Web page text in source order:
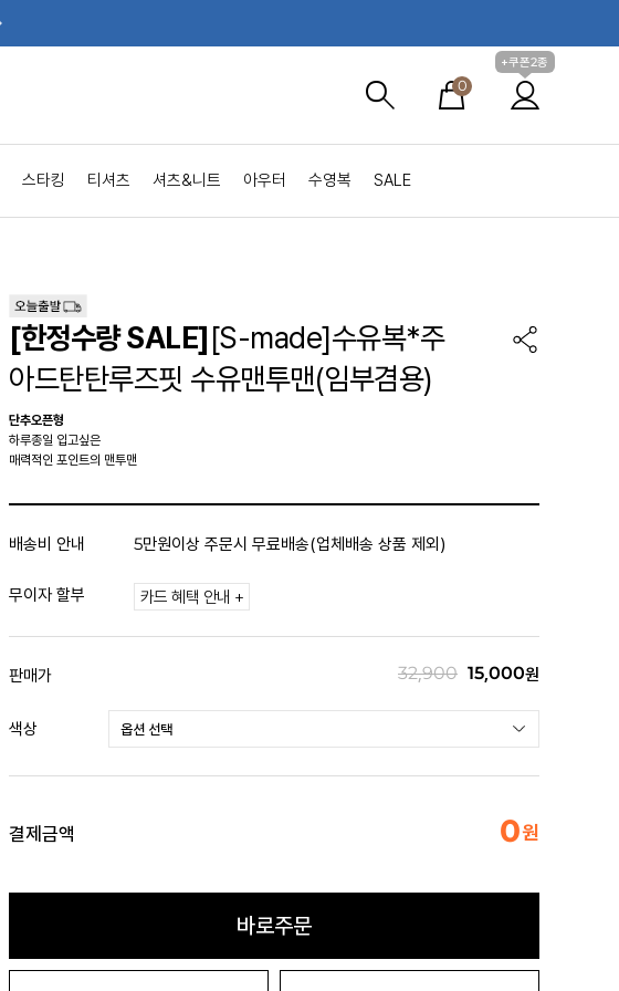
0
+쿠폰2종
스타킹 티셔츠 셔츠&니트 아우터 수영복 SALE
[한정수량 SALE][S-made]수유복*주
아드탄탄루즈핏 수유맨투맨(임부겸용)
단추오픈형
하루종일 입고싶은
매력적인 포인트의 맨투맨
배송비 안내 5만원이상 주문시 무료배송(업체배송 상품 제외)
무이자 할부 카드 혜택 안내 +
판매가 32,900 15,000원
색상
결제금액 0원
바로주문